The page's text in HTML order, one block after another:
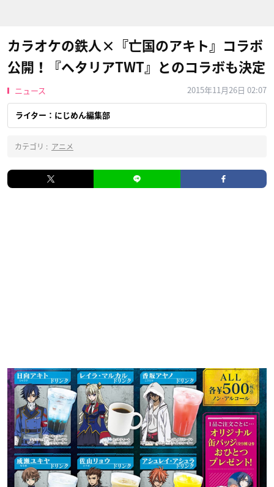
カラオケの鉄人×『亡国のアキト』コラボ
公開！『ヘタリアTWT』とのコラボも決定
ニュース 2015年11月26日 02:07
ライター：にじめん編集部
カテゴリ : アニメ